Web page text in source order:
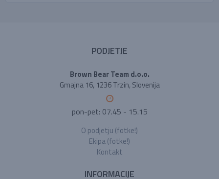
PODJETJE
Brown Bear Team d.o.o.
Gmajna 16, 1236 Trzin, Slovenija
pon-pet: 07.45 - 15.15
O podjetju (fotke!)
Ekipa (fotke!)
Kontakt
INFORMACIJE